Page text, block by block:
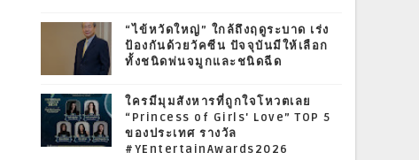
“ไข้หวัดใหญ่” ใกล้ถึงฤดูระบาด เร่ง
ป้องกันด้วยวัคซีน ปัจจุบันมีให้เลือก
ทั้งชนิดพ่นจมูกและชนิดฉีด
ใครมีมุมสังหารที่ถูกใจโหวตเลย
“Princess of Girls' Love” TOP 5
ของประเทศ รางวัล
#YEntertainAwards2026